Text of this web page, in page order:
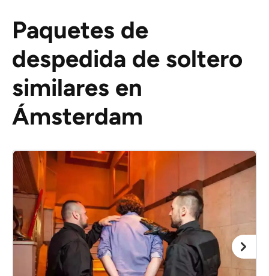
Paquetes de
despedida de soltero
similares en
Ámsterdam